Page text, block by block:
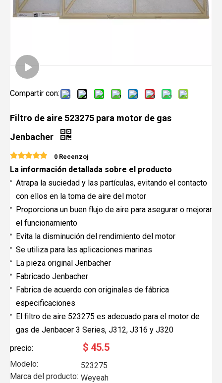
Compartir con:
Filtro de aire 523275 para motor de gas
Jenbacher
0 Recenzoj
La información detallada sobre el producto
Atrapa la suciedad y las partículas, evitando el contacto
con ellos en la toma de aire del motor
Proporciona un buen flujo de aire para asegurar o mejorar
el funcionamiento
Evita la disminución del rendimiento del motor
Se utiliza para las aplicaciones marinas
La pieza original Jenbacher
Fabricado Jenbacher
Fabrica de acuerdo con originales de fábrica
especificaciones
El filtro de aire 523275 es adecuado para el motor de
gas de Jenbacer 3 Series, J312, J316 y J320
precio:
$ 45.5
Modelo:
523275
Marca del producto: Weyeah